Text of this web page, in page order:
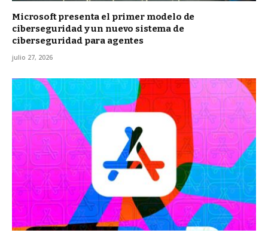
Microsoft presenta el primer modelo de
ciberseguridad y un nuevo sistema de
ciberseguridad para agentes
julio 27, 2026